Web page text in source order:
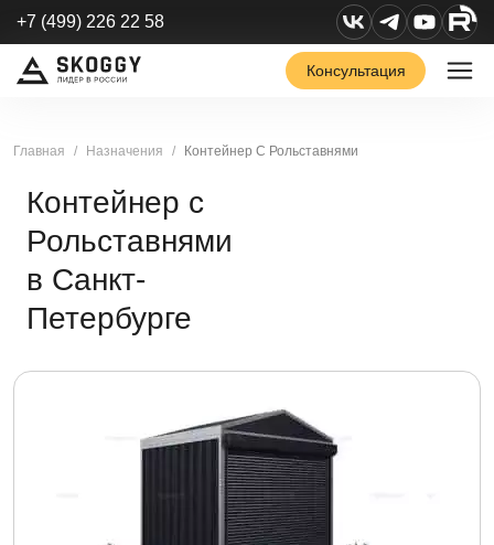
+7 (499) 226 22 58
Консультация
Главная Назначения Контейнер С Рольставнями
Контейнер с
Рольставнями
в Санкт-
Петербурге